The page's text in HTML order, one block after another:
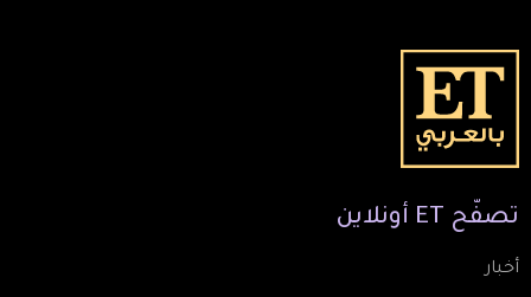
تصفّح ET أونلاين
أخبار